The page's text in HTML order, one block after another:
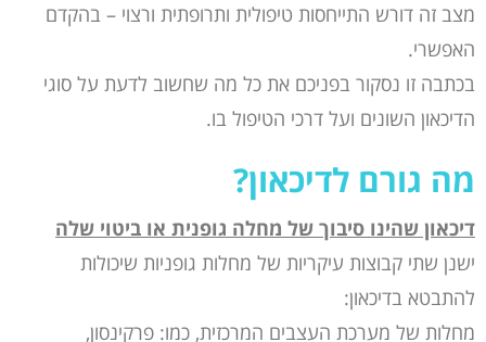
מצב זה דורש התייחסות טיפולית ותרופתית ורצוי – בהקדם
האפשרי.
בכתבה זו נסקור בפניכם את כל מה שחשוב לדעת על סוגי
הדיכאון השונים ועל דרכי הטיפול בו.
מה גורם לדיכאון?
דיכאון שהינו סיבוך של מחלה גופנית או ביטוי שלה
ישנן שתי קבוצות עיקריות של מחלות גופניות שיכולות
להתבטא בדיכאון:
מחלות של מערכת העצבים המרכזית, כמו: פרקינסון,